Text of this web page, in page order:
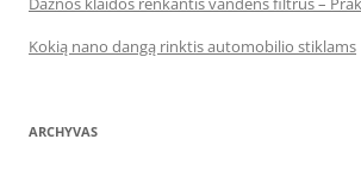
Kokią nano dangą rinktis automobilio stiklams
ARCHYVAS